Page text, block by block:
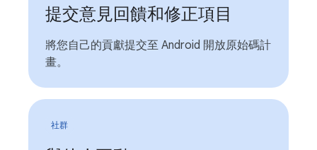
提交意見回饋和修正項目
將您自己的貢獻提交至 Android 開放原始碼計
畫。
社群